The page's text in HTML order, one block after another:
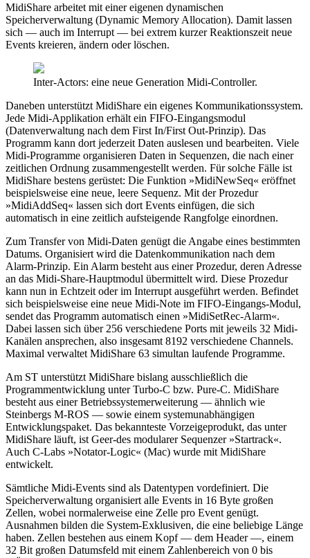
MidiShare arbeitet mit einer eigenen dynamischen
Speicherverwaltung (Dynamic Memory Allocation). Damit lassen
sich — auch im Interrupt — bei extrem kurzer Reaktionszeit neue
Events kreieren, ändern oder löschen.
Inter-Actors: eine neue Generation Midi-Controller.
Daneben unterstützt MidiShare ein eigenes Kommunikationssystem.
Jede Midi-Applikation erhält ein FIFO-Eingangsmodul
(Datenverwaltung nach dem First In/First Out-Prinzip). Das
Programm kann dort jederzeit Daten auslesen und bearbeiten. Viele
Midi-Programme organisieren Daten in Sequenzen, die nach einer
zeitlichen Ordnung zusammengestellt werden. Für solche Fälle ist
MidiShare bestens gerüstet: Die Funktion »MidiNewSeq« eröffnet
beispielsweise eine neue, leere Sequenz. Mit der Prozedur
»MidiAddSeq« lassen sich dort Events einfügen, die sich
automatisch in eine zeitlich aufsteigende Rangfolge einordnen.
Zum Transfer von Midi-Daten genügt die Angabe eines bestimmten
Datums. Organisiert wird die Datenkommunikation nach dem
Alarm-Prinzip. Ein Alarm besteht aus einer Prozedur, deren Adresse
an das Midi-Share-Hauptmodul übermittelt wird. Diese Prozedur
kann nun in Echtzeit oder im Interrupt ausgeführt werden. Befindet
sich beispielsweise eine neue Midi-Note im FIFO-Eingangs-Modul,
sendet das Programm automatisch einen »MidiSetRec-Alarm«.
Dabei lassen sich über 256 verschiedene Ports mit jeweils 32 Midi-
Kanälen ansprechen, also insgesamt 8192 verschiedene Channels.
Maximal verwaltet MidiShare 63 simultan laufende Programme.
Am ST unterstützt MidiShare bislang ausschließlich die
Programmentwicklung unter Turbo-C bzw. Pure-C. MidiShare
besteht aus einer Betriebssystemerweiterung — ähnlich wie
Steinbergs M-ROS — sowie einem systemunabhängigen
Entwicklungspaket. Das bekannteste Vorzeigeprodukt, das unter
MidiShare läuft, ist Geer-des modularer Sequenzer »Startrack«.
Auch C-Labs »Notator-Logic« (Mac) wurde mit MidiShare
entwickelt.
Sämtliche Midi-Events sind als Datentypen vordefiniert. Die
Speicherverwaltung organisiert alle Events in 16 Byte großen
Zellen, wobei normalerweise eine Zelle pro Event genügt.
Ausnahmen bilden die System-Exklusiven, die eine beliebige Länge
haben. Zellen bestehen aus einem Kopf — dem Header —, einem
32 Bit großen Datumsfeld mit einem Zahlenbereich von 0 bis